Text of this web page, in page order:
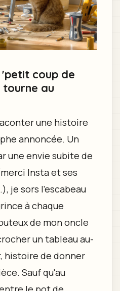
coup de
au
une histoire
annoncée. Un
une envie subite de
Insta et ses
je sors l'escabeau
à chaque
de mon oncle
un tableau au-
histoire de donner
Sauf qu'au